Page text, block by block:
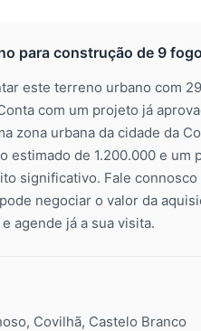
para construção de 9
este terreno urbano com
com um projeto já
zona urbana da cidade da
estimado de 1.200.000 e
significativo. Fale connosco
negociar o valor da
agende já a sua visita.
Covilhã, Castelo Branco